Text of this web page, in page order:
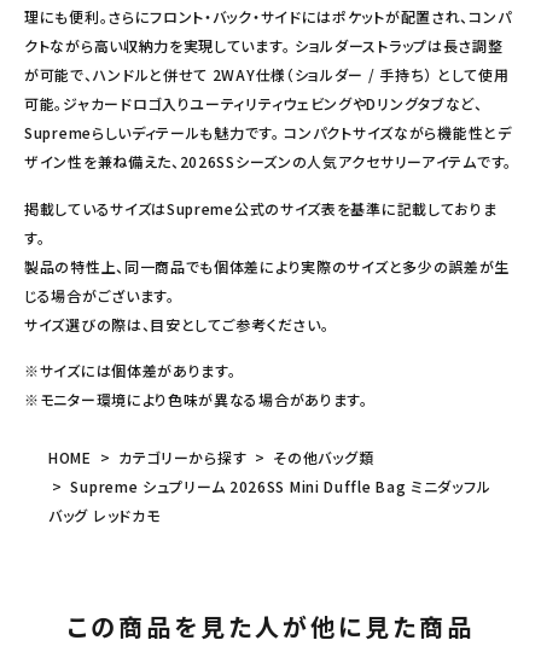
理にも便利。さらにフロント・バック・サイドにはポケットが配置され、コンパ
クトながら高い収納力を実現しています。 ショルダーストラップは長さ調整
が可能で、ハンドルと併せて 2WAY仕様（ショルダー / 手持ち） として使用
可能。ジャカードロゴ入りユーティリティウェビングやDリングタブなど、
Supremeらしいディテールも魅力です。 コンパクトサイズながら機能性とデ
ザイン性を兼ね備えた、2026SSシーズンの人気アクセサリーアイテムです。
掲載しているサイズはSupreme公式のサイズ表を基準に記載しておりま
す。
製品の特性上、同一商品でも個体差により実際のサイズと多少の誤差が生
じる場合がございます。
サイズ選びの際は、目安としてご参考ください。
※サイズには個体差があります。
※モニター環境により色味が異なる場合があります。
HOME カテゴリーから探す
その他バッグ類
Supreme シュプリーム 2026SS Mini Duffle Bag ミニダッフル
バッグ レッドカモ
この商品を見た人が他に見た商品